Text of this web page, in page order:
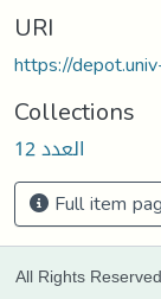
URI
https://
Collections
العدد 12
Full item
All Rights